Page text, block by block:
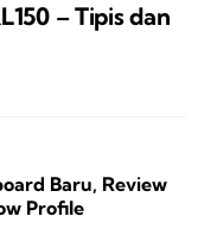
– Tipis dan
Baru, Review
Profile